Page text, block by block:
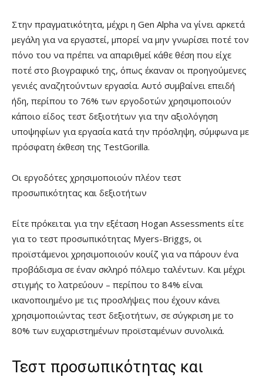
Στην πραγματικότητα, μέχρι η Gen Alpha να γίνει αρκετά
μεγάλη για να εργαστεί, μπορεί να μην γνωρίσει ποτέ τον
πόνο του να πρέπει να απαριθμεί κάθε θέση που είχε
ποτέ στο βιογραφικό της, όπως έκαναν οι προηγούμενες
γενιές αναζητούντων εργασία. Αυτό συμβαίνει επειδή
ήδη, περίπου το 76% των εργοδοτών χρησιμοποιούν
κάποιο είδος τεστ δεξιοτήτων για την αξιολόγηση
υποψηφίων για εργασία κατά την πρόσληψη, σύμφωνα με
πρόσφατη έκθεση της TestGorilla.
Οι εργοδότες χρησιμοποιούν πλέον τεστ
προσωπικότητας και δεξιοτήτων
Είτε πρόκειται για την εξέταση Hogan Assessments είτε
για το τεστ προσωπικότητας Myers-Briggs, οι
προϊστάμενοι χρησιμοποιούν κουίζ για να πάρουν ένα
προβάδισμα σε έναν σκληρό πόλεμο ταλέντων. Και μέχρι
στιγμής το λατρεύουν – περίπου το 84% είναι
ικανοποιημένο με τις προσλήψεις που έχουν κάνει
χρησιμοποιώντας τεστ δεξιοτήτων, σε σύγκριση με το
80% των ευχαριστημένων προϊσταμένων συνολικά.
Τεστ προσωπικότητας και